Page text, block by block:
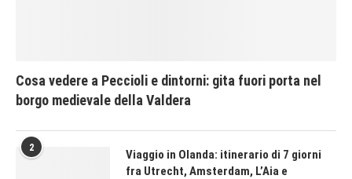
Cosa vedere a Peccioli e dintorni: gita fuori porta nel
borgo medievale della Valdera
2
Viaggio in Olanda: itinerario di 7 giorni
fra Utrecht, Amsterdam, L’Aia e